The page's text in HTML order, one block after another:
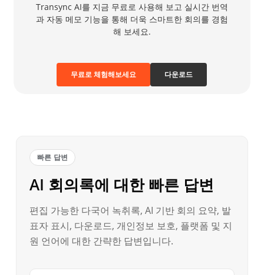
Transync AI를 지금 무료로 사용해 보고 실시간 번역
과 자동 메모 기능을 통해 더욱 스마트한 회의를 경험
해 보세요.
무료로 체험해보세요 다운로드
빠른 답변
AI 회의록에 대한 빠른 답변
편집 가능한 다국어 녹취록, AI 기반 회의 요약, 발
표자 표시, 다운로드, 개인정보 보호, 플랫폼 및 지
원 언어에 대한 간략한 답변입니다.